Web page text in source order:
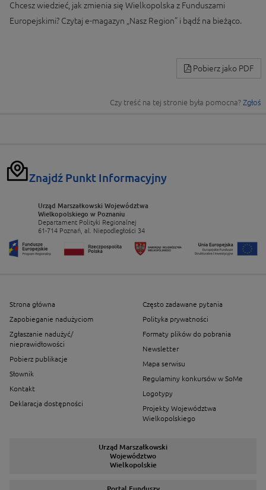
Chcesz wiedzieć, jak zmienia się Wielkopolska z Funduszami
Europejskimi? Czytaj e-magazyn „Nasz Region” i bądź na bieżąco.
Pobierz jako PDF
Czy treść na tej stronie była pomocna? Zgłoś
Znajdź Punkt Informacyjny
Urząd Marszałkowski Województwa
Wielkopolskiego w Poznaniu
Departament Polityki Regionalnej
61-714 Poznań, al. Niepodległości 34
Strona główna
Zapobieganie nadużyciom
Zgłaszanie nadużyć/
nieprawidłowości
Pobierz publikacje
Słownik
Kontakt
Deklaracja dostępności
Często zadawane pytania
Polityka prywatności
Formaty plików do pobrania
Newsletter
Mapa serwisu
Regulaminy konkursów w SoMe
Logotypy
Projekty Województwa
Wielkopolskiego
Urząd Marszałkowski
Województwo
Wielkopolskie